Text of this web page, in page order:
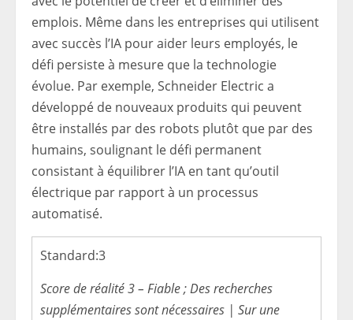
emplois. Même dans les entreprises qui utilisent
avec succès l’IA pour aider leurs employés, le
défi persiste à mesure que la technologie
évolue. Par exemple, Schneider Electric a
développé de nouveaux produits qui peuvent
être installés par des robots plutôt que par des
humains, soulignant le défi permanent
consistant à équilibrer l’IA en tant qu’outil
électrique par rapport à un processus
automatisé.
Standard:3
Score de réalité 3 – Fiable ; Des recherches
supplémentaires sont nécessaires | Sur une